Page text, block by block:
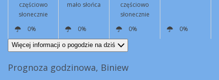
częściowo
słonecznie
mało słońca
częściowo
słonecznie
0% 0% 0%
0%
N
6 km/h NW
9 km/h
Więcej informacji o pogodzie na dziś
Prognoza godzinowa, Biniew